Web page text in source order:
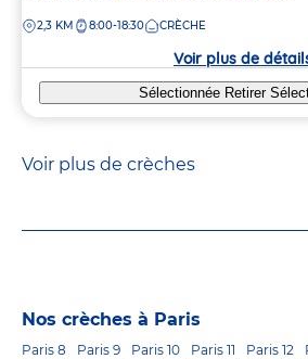
la
DISTANCE
2,3 KM 8:00-18:30 CRÈCHE
Voir plus de
Sélectionnée Retirer
Voir plus de crèches
Nos crèches à Paris
Paris 8 Paris 9 Paris 10 Paris 11 Paris 12